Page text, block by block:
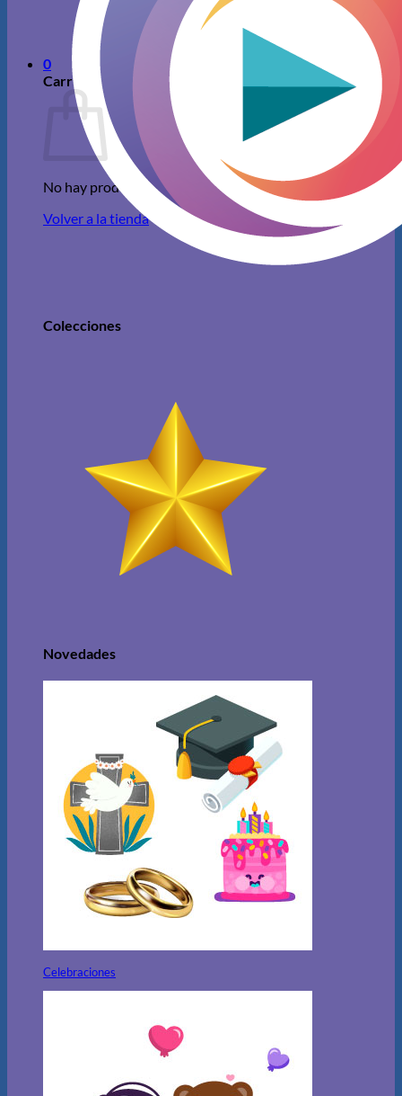
Volver a la tienda
0
Carrito
No hay productos en el carrito.
Volver a la tienda
Colecciones
Novedades
Celebraciones